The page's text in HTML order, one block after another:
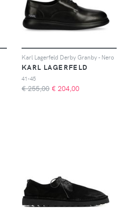
Karl Lagerfeld Derby Granby - Nero
KARL LAGERFELD
41-45
€ 255,00 € 204,00